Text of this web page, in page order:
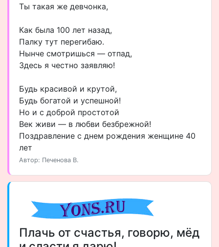
Ты такая же девчонка,
Как была 100 лет назад,
Палку тут перегибаю.
Нынче смотришься — отпад,
Здесь я честно заявляю!
Будь красивой и крутой,
Будь богатой и успешной!
Но и с доброй простотой
Век живи — в любви безбрежной!
Поздравление с днем рождения женщине 40
лет
Автор: Печенова В.
Плачь от счастья, говорю, мёд